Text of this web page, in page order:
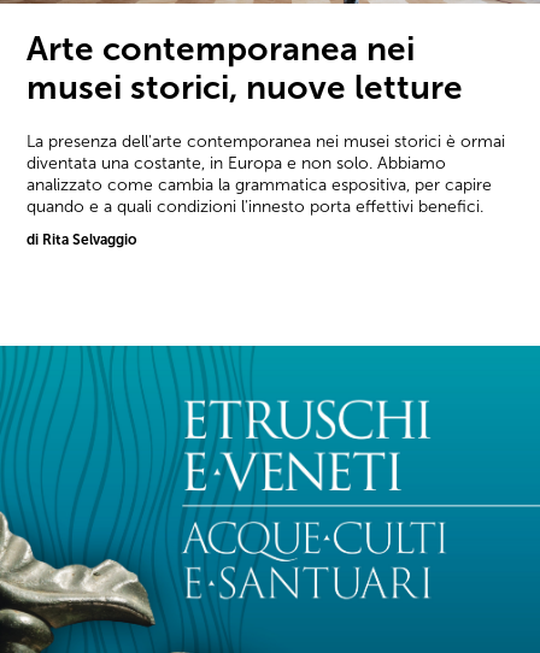
Arte contemporanea nei
musei storici, nuove letture
La presenza dell'arte contemporanea nei musei storici è ormai
diventata una costante, in Europa e non solo. Abbiamo
analizzato come cambia la grammatica espositiva, per capire
quando e a quali condizioni l'innesto porta effettivi benefici.
di Rita Selvaggio